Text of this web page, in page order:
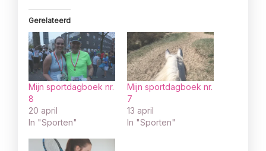
Gerelateerd
Mijn sportdagboek nr.
8
20 april
In "Sporten"
Mijn sportdagboek nr.
7
13 april
In "Sporten"